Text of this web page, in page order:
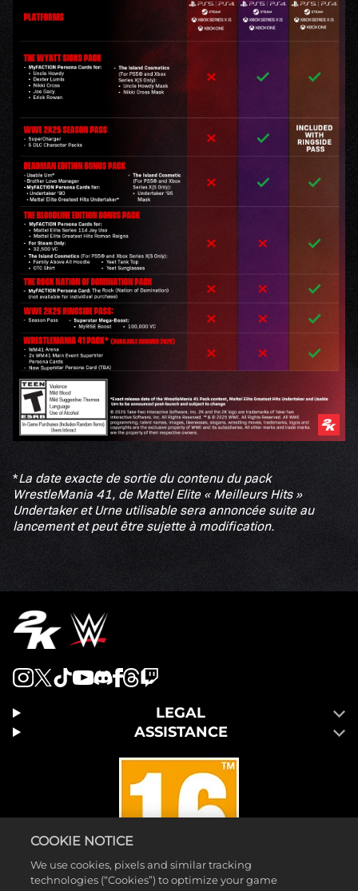
*La date exacte de sortie du contenu du pack
WrestleMania 41, de Mattel Elite « Meilleurs Hits »
Undertaker et Urne utilisable sera annoncée suite au
lancement et peut être sujette à modification.
LEGAL
ASSISTANCE
COOKIE NOTICE
We use cookies, pixels and similar tracking
technologies (“Cookies”) to optimize your game